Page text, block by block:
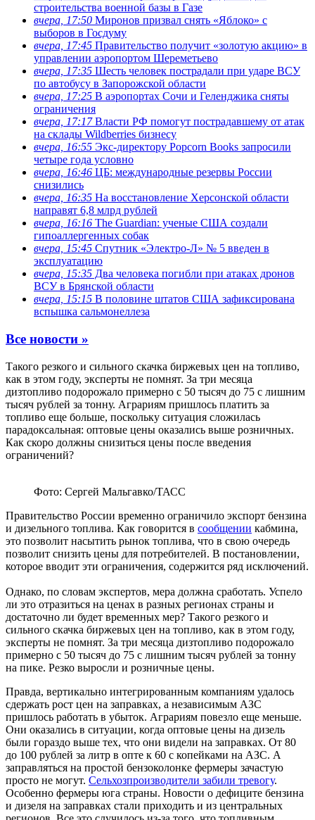
строительства военной базы в Газе
вчера, 17:50 Миронов призвал снять «Яблоко» с
выборов в Госдуму
вчера, 17:45 Правительство получит «золотую акцию» в
управлении аэропортом Шереметьево
вчера, 17:35 Шесть человек пострадали при ударе ВСУ
по автобусу в Запорожской области
вчера, 17:25 В аэропортах Сочи и Геленджика сняты
ограничения
вчера, 17:17Власти РФ помогут пострадавшему от атак
на склады Wildberries бизнесу
вчера, 16:55 Экс-директору Popcorn Books запросили
четыре года условно
вчера, 16:46 ЦБ: международные резервы России
снизились
вчера, 16:35 На восстановление Херсонской области
направят 6,8 млрд рублей
вчера, 16:16 The Guardian: ученые США создали
гипоаллергенных собак
вчера, 15:45 Спутник «Электро-Л» № 5 введен в
эксплуатацию
вчера, 15:35 Два человека погибли при атаках дронов
ВСУ в Брянской области
вчера, 15:15 В половине штатов США зафиксирована
вспышка сальмонеллеза
Все новости »
Такого резкого и сильного скачка биржевых цен на топливо,
как в этом году, эксперты не помнят. За три месяца
дизтопливо подорожало примерно с 50 тысяч до 75 с лишним
тысяч рублей за тонну. Аграриям пришлось платить за
топливо еще больше, поскольку ситуация сложилась
парадоксальная: оптовые цены оказались выше розничных.
Как скоро должны снизиться цены после введения
ограничений?
Фото: Сергей Мальгавко/ТАСС
Правительство России временно ограничило экспорт бензина
и дизельного топлива. Как говорится в сообщении кабмина,
это позволит насытить рынок топлива, что в свою очередь
позволит снизить цены для потребителей. В постановлении,
которое вводит эти ограничения, содержится ряд исключений.
Однако, по словам экспертов, мера должна сработать. Успело
ли это отразиться на ценах в разных регионах страны и
достаточно ли будет временных мер? Такого резкого и
сильного скачка биржевых цен на топливо, как в этом году,
эксперты не помнят. За три месяца дизтопливо подорожало
примерно с 50 тысяч до 75 с лишним тысяч рублей за тонну
на пике. Резко выросли и розничные цены.
Правда, вертикально интегрированным компаниям удалось
сдержать рост цен на заправках, а независимым АЗС
пришлось работать в убыток. Аграриям повезло еще меньше.
Они оказались в ситуации, когда оптовые цены на дизель
были гораздо выше тех, что они видели на заправках. От 80
до 100 рублей за литр в опте к 60 с копейками на АЗС. А
заправляться на простой бензоколонке фермеры зачастую
просто не могут. Сельхозпроизводители забили тревогу.
Особенно фермеры юга страны. Новости о дефиците бензина
и дизеля на заправках стали приходить и из центральных